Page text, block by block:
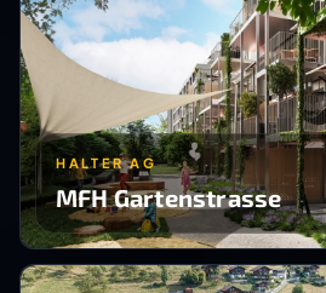
HALTER AG
MFH Gartenstrasse